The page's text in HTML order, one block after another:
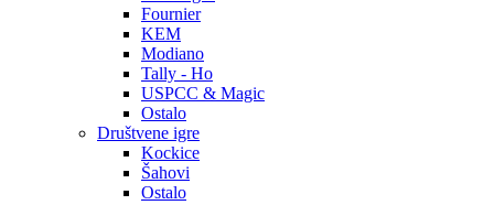
Fournier
KEM
Modiano
Tally - Ho
USPCC & Magic
Ostalo
Društvene igre
Kockice
Šahovi
Ostalo